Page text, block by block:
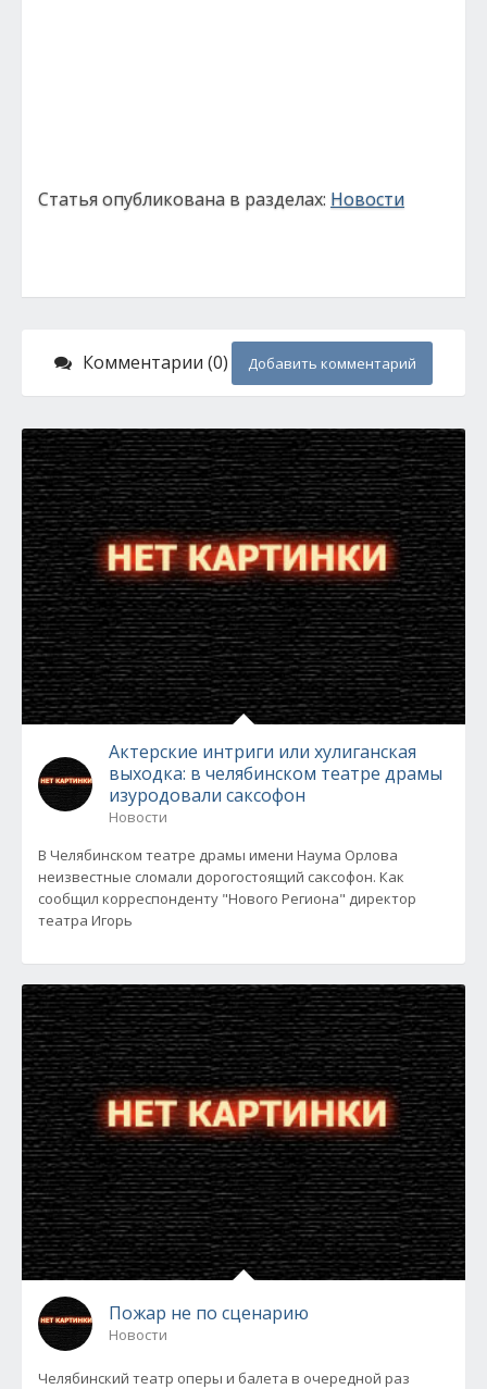
Статья опубликована в разделах: Новости
Комментарии (0) Добавить комментарий
Актерские интриги или хулиганская
выходка: в челябинском театре драмы
изуродовали саксофон
Новости
В Челябинском театре драмы имени Наума Орлова
неизвестные сломали дорогостоящий саксофон. Как
сообщил корреспонденту "Нового Региона" директор
театра Игорь
Пожар не по сценарию
Новости
Челябинский театр оперы и балета в очередной раз